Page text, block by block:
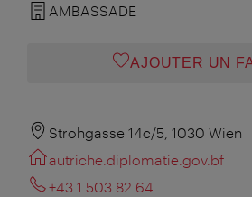
AMBASSADE
AJOUTER UN
Strohgasse 14c/5, 1030 Wien
autriche.diplomatie.gov.bf
+43 1 503 82 64